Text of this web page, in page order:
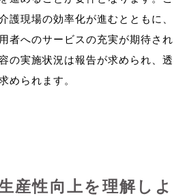
護現場の効率化が進むとともに、
者へのサービスの充実が期待され
の実施状況は報告が求められ、透
産性向上を理解しよ